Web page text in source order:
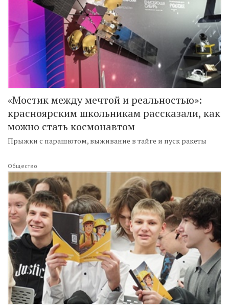
«Мостик между мечтой и реальностью»:
красноярским школьникам рассказали, как
можно стать космонавтом
Прыжки с парашютом, выживание в тайге и пуск ракеты
Общество